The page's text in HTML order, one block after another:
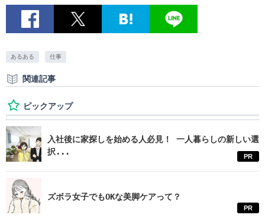
あるある 仕事
関連記事
ピックアップ
入社後に家探しを始める人必見！ 一人暮らしの新しい選
択...
PR
ズボラ女子でもOKな美脚ケアって？
PR